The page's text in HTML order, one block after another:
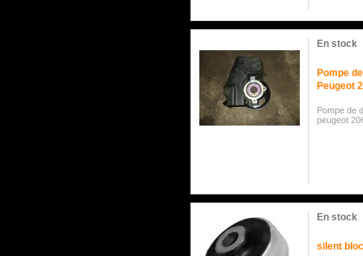
En stock
Pompe
Peugeot
Pompe de
peugeot
En stock
silent